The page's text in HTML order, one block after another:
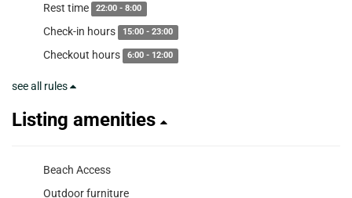
Rest time 22:00 - 8:00
Check-in hours 15:00 - 23:00
Checkout hours 6:00 - 12:00
see all rules
Listing amenities
Beach Access
Outdoor furniture